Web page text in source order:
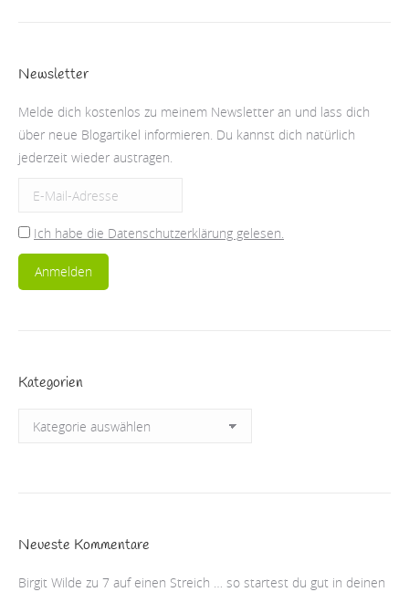
Newsletter
Melde dich kostenlos zu meinem Newsletter an und lass dich
über neue Blogartikel informieren. Du kannst dich natürlich
jederzeit wieder austragen.
Ich habe die Datenschutzerklärung gelesen.
Kategorien
Kategorien
Neueste Kommentare
Birgit Wilde zu 7 auf einen Streich … so startest du gut in deinen